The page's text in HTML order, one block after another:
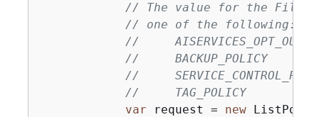
// The value for the Filter
// one of the following:
//
//     BACKUP_POLICY
//
//     TAG_POLICY
var request = new